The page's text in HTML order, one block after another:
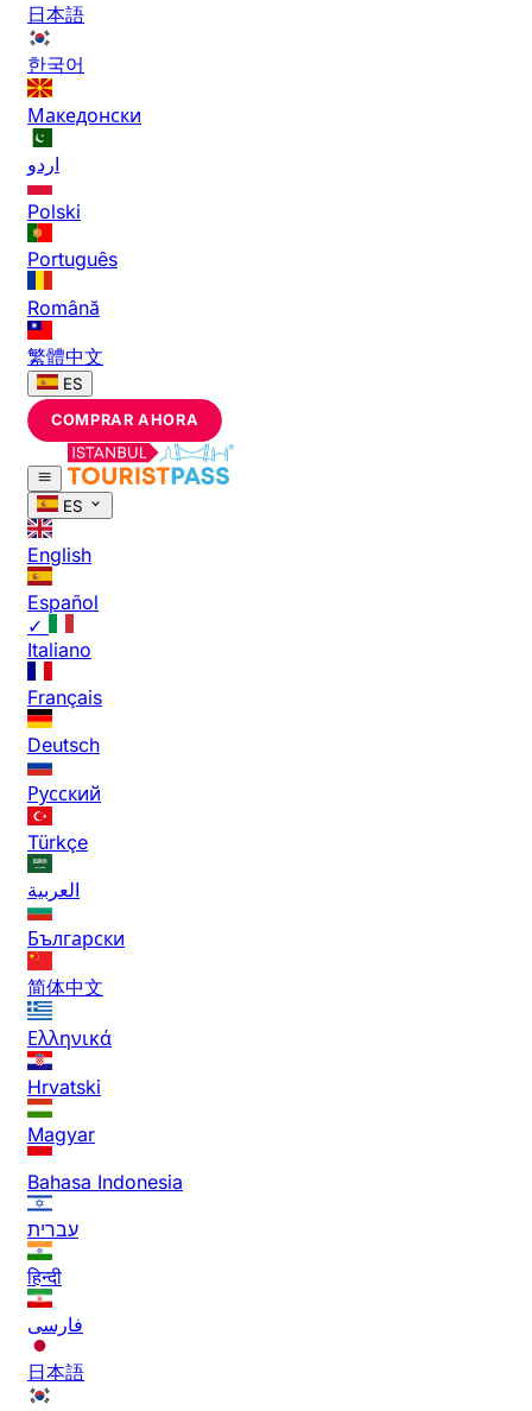
日本語
한국어
Македонски
اردو
Polski
Português
Română
繁體中文
ES
COMPRAR AHORA
ES
English
Español
✓
Italiano
Français
Deutsch
Русский
Türkçe
العربية
Български
简体中文
Ελληνικά
Hrvatski
Magyar
Bahasa Indonesia
עברית
हिन्दी
فارسی
日本語